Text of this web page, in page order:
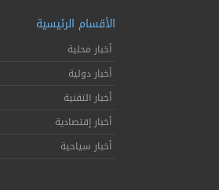
الأقسام الرئيسية
أخبار محلية
أخبار دولية
أخبار التقنية
أخبار إقتصادية
أخبار سياحية